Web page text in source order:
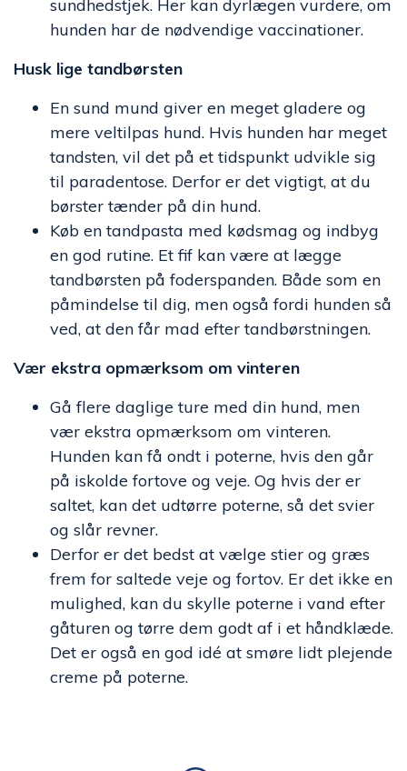
sundhedstjek. Her kan dyrlægen vurdere, om
hunden har de nødvendige vaccinationer.
Husk lige tandbørsten
En sund mund giver en meget gladere og
mere veltilpas hund. Hvis hunden har meget
tandsten, vil det på et tidspunkt udvikle sig
til paradentose. Derfor er det vigtigt, at du
børster tænder på din hund.
Køb en tandpasta med kødsmag og indbyg
en god rutine. Et fif kan være at lægge
tandbørsten på foderspanden. Både som en
påmindelse til dig, men også fordi hunden så
ved, at den får mad efter tandbørstningen.
Vær ekstra opmærksom om vinteren
Gå flere daglige ture med din hund, men
vær ekstra opmærksom om vinteren.
Hunden kan få ondt i poterne, hvis den går
på iskolde fortove og veje. Og hvis der er
saltet, kan det udtørre poterne, så det svier
og slår revner.
Derfor er det bedst at vælge stier og græs
frem for saltede veje og fortov. Er det ikke en
mulighed, kan du skylle poterne i vand efter
gåturen og tørre dem godt af i et håndklæde.
Det er også en god idé at smøre lidt plejende
creme på poterne.